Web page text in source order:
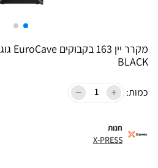
BLACK
כמות:
חנות
X-PRESS